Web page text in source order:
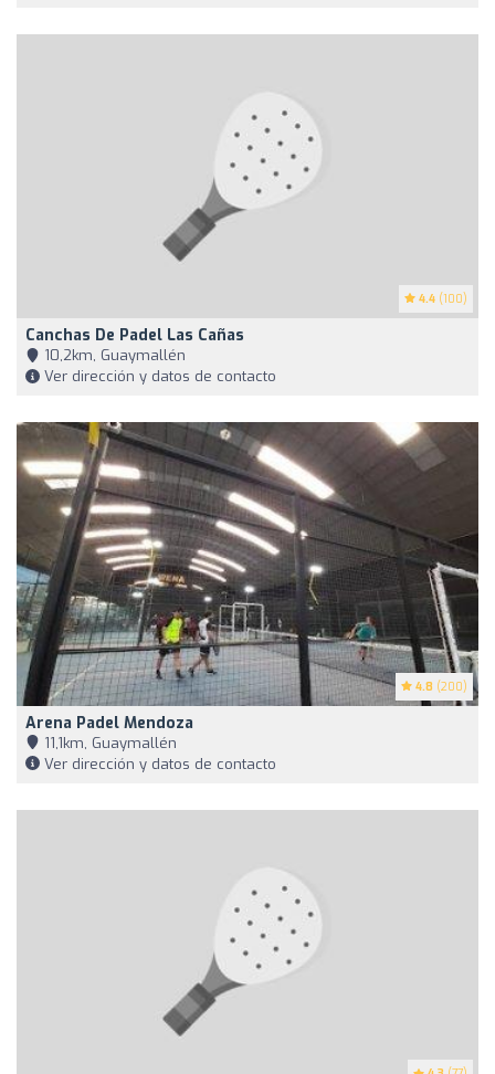
4.4 (100)
Canchas De Padel Las Cañas
10,2km, Guaymallén
Ver dirección y datos de contacto
4.8 (200)
Arena Padel Mendoza
11,1km, Guaymallén
Ver dirección y datos de contacto